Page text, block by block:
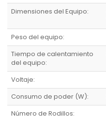
Dimensiones del Equipo:
Peso del equipo:
Tiempo de calentamiento
del equipo:
Voltaje:
Consumo de poder (W):
Número de Rodillos: